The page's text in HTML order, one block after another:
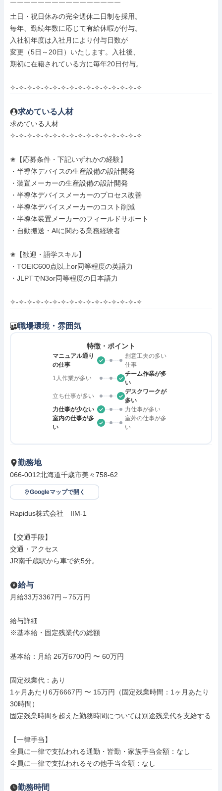
￣￣￣￣￣￣￣￣￣￣￣￣￣￣￣￣
土日・祝日休みの完全週休二日制を採用。
毎年、勤続年数に応じて有給休暇が付与。
入社初年度は入社月により付与日数が
変更（5日～20日）いたします。入社後、
期初に在籍されている方に毎年20日付与。
✧-✧-✧-✧-✧-✧-✧-✧-✧-✧-✧-✧-✧-✧-✧-✧
求めている人材
求めている人材
✧-✧-✧-✧-✧-✧-✧-✧-✧-✧-✧-✧-✧-✧-✧-✧
✬【応募条件・下記いずれかの経験】
・半導体デバイスの生産設備の設計開発
・装置メーカーの生産設備の設計開発
・半導体デバイスメーカーのプロセス改善
・半導体デバイスメーカーのコスト削減
・半導体装置メーカーのフィールドサポート
・自動搬送・AIに関わる業務経験者
✬【歓迎・語学スキル】
・TOEIC600点以上or同等程度の英語力
・JLPTでN3or同等程度の日本語力
✧-✧-✧-✧-✧-✧-✧-✧-✧-✧-✧-✧-✧-✧-✧-✧
職場環境・雰囲気
特徴・ポイント
マニュアル通り
の仕事
創意工夫の多い
仕事
1人作業が多い
チーム作業が多
い
立ち仕事が多い
デスクワークが
多い
力仕事が少ない
力仕事が多い
室内の仕事が多
い
室外の仕事が多
い
勤務地
066-0012北海道千歳市美々758-62
Googleマップで開く
Rapidus株式会社　IIM-1
【交通手段】
交通・アクセス
JR南千歳駅から車で約5分。
給与
月給33万3367円～75万円
給与詳細
※基本給・固定残業代の総額
基本給：月給 26万6700円 〜 60万円
固定残業代：あり
1ヶ月あたり6万6667円 〜 15万円（固定残業時間：1ヶ月あたり
30時間）
固定残業時間を超えた勤務時間については別途残業代を支給する
【一律手当】
全員に一律で支払われる通勤・皆勤・家族手当金額：なし
全員に一律で支払われるその他手当金額：なし
勤務時間